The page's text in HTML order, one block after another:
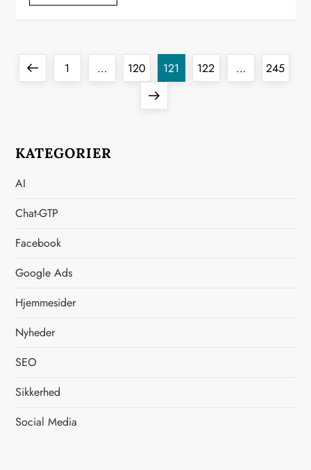
l
æ
g
s
i
n
d
d
e
l
PreviousPage
1 … Page
120 Page
121 Page
122 … Page
245
Next
KATEGORIER
AI
Chat-GTP
Facebook
Google Ads
Hjemmesider
Nyheder
SEO
Sikkerhed
Social Media